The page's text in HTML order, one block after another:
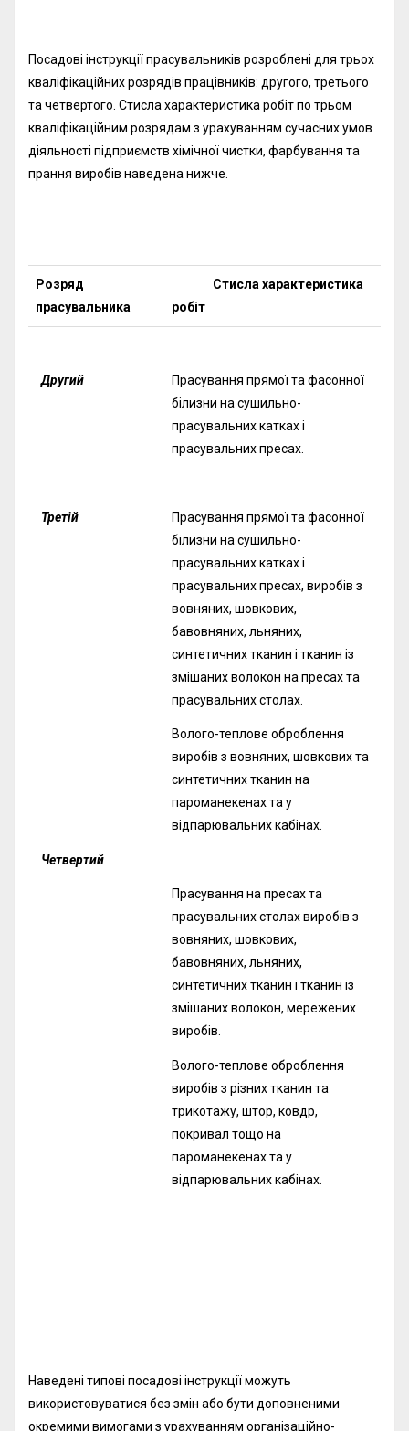
Посадові інструкції прасувальників розроблені для трьох
кваліфікаційних розрядів працівників: другого, третього
та четвертого. Стисла характеристика робіт по трьом
кваліфікаційним розрядам з урахуванням сучасних умов
діяльності підприємств хімічної чистки, фарбування та
прання виробів наведена нижче.
Розряд
прасувальника
Стисла характеристика
робіт
Другий
Третій
Четвертий
Прасування прямої та фасонної
білизни на сушильно-
прасувальних катках і
прасувальних пресах.
Прасування прямої та фасонної
білизни на сушильно-
прасувальних катках і
прасувальних пресах, виробів з
вовняних, шовкових,
бавовняних, льняних,
синтетичних тканин і тканин із
змішаних волокон на пресах та
прасувальних столах.
Волого-теплове оброблення
виробів з вовняних, шовкових та
синтетичних тканин на
пароманекенах та у
відпарювальних кабінах.
Прасування на пресах та
прасувальних столах виробів з
вовняних, шовкових,
бавовняних, льняних,
синтетичних тканин і тканин із
змішаних волокон, мережених
виробів.
Волого-теплове оброблення
виробів з різних тканин та
трикотажу, штор, ковдр,
покривал тощо на
пароманекенах та у
відпарювальних кабінах.
Наведені типові посадові інструкції можуть
використовуватися без змін або бути доповненими
окремими вимогами з урахуванням організаційно-